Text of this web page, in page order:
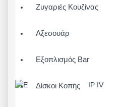
Ζυγαριές Κουζίνας
Αξεσουάρ
Εξοπλισμός Bar
Δίσκοι Κοπής